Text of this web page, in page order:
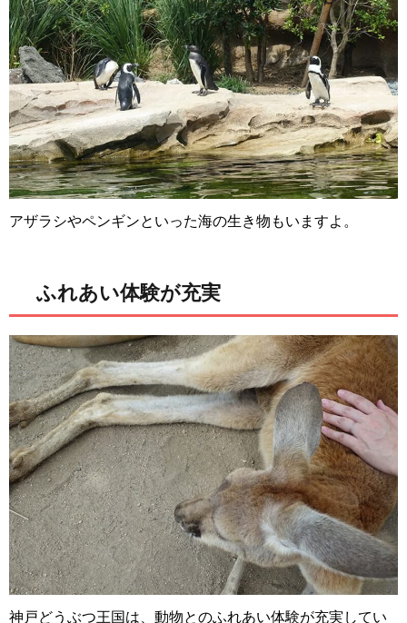
アザラシやペンギンといった海の生き物もいますよ。
ふれあい体験が充実
神戸どうぶつ王国は、動物とのふれあい体験が充実してい